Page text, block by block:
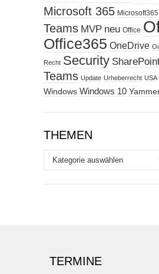
Microsoft 365 Microsoft365
Teams MVP neu Office
Office365 OneDrive
Recht Security
Teams Update Urheberrecht USA
Windows Windows 10
THEMEN
Themen
TERMINE